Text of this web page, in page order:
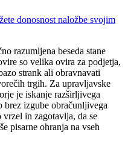
donosnost naložbe svojim
razumljena beseda stane
so velika ovira za podjetja,
strank ali obravnavati
trgih. Za upravljavske
je iskanje razširljivega
brez izgube obračunljivega
in zagotavlja, da se
pisarne ohranja na vseh